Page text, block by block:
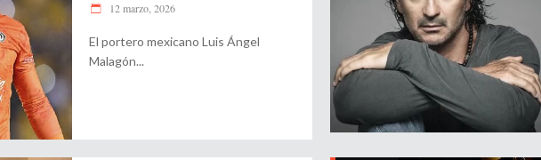
12 marzo, 2026
El portero mexicano Luis Ángel
Malagón